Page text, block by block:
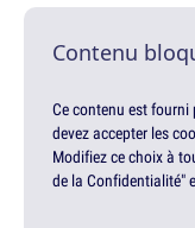
Contenu
Ce contenu est
devez accepter les
Modifiez ce choix à
de la Confidentialité"